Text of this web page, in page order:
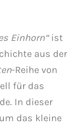
Einhorn“ist
aus der
-Reihe von
für das
In dieser
das kleine